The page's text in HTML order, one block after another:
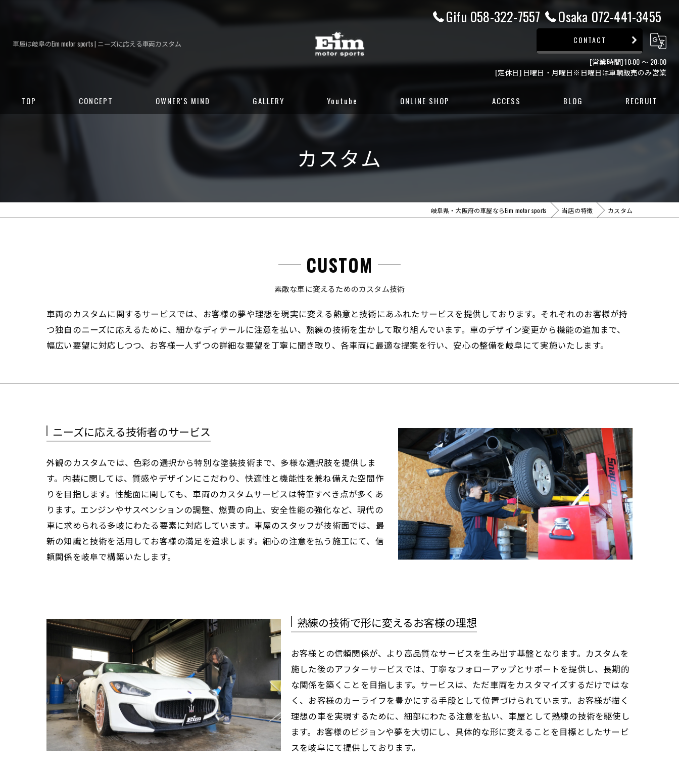
車屋は岐阜のEim motor sports | ニーズに応える車両カスタム
Gifu 058-322-7557 Osaka 072-441-3455
CONTACT
[営業時間] 10:00 ～ 20:00
[定休日] 日曜日・月曜日※日曜日は車輛販売のみ営業
TOP CONCEPT OWNER'S MIND GALLERY
CUSTOM GALLERY
Youtube ONLINE SHOP
大阪店グーネット
ACCESS BLOG RECRUIT
カスタム
岐阜県・大阪府の車屋ならEim motor sports 当店の特徴 カスタム
素敵な車に変えるためのカスタム技術
CUSTOM
車両のカスタムに関するサービスでは、お客様の夢や理想を現実に変える熱意と技術にあふれたサービスを提供しております。それぞれのお客様が持
つ独自のニーズに応えるために、細かなディテールに注意を払い、熟練の技術を生かして取り組んでいます。車のデザイン変更から機能の追加まで、
幅広い要望に対応しつつ、お客様一人ずつの詳細な要望を丁寧に聞き取り、各車両に最適な提案を行い、安心の整備を岐阜にて実施いたします。
ニーズに応える技術者のサービス
外観のカスタムでは、色彩の選択から特別な塗装技術まで、多様な選択肢を提供しま
す。内装に関しては、質感やデザインにこだわり、快適性と機能性を兼ね備えた空間作
りを目指します。性能面に関しても、車両のカスタムサービスは特筆すべき点が多くあ
ります。エンジンやサスペンションの調整、燃費の向上、安全性能の強化など、現代の
車に求められる多岐にわたる要素に対応しています。車屋のスタッフが技術面では、最
新の知識と技術を活用してお客様の満足を追求します。細心の注意を払う施工にて、信
頼関係を岐阜で構築いたします。
熟練の技術で形に変えるお客様の理想
お客様との信頼関係が、より高品質なサービスを生み出す基盤となります。カスタムを
施した後のアフターサービスでは、丁寧なフォローアップとサポートを提供し、長期的
な関係を築くことを目指します。サービスは、ただ車両をカスタマイズするだけではな
く、お客様のカーライフを豊かにする手段として位置づけられています。お客様が描く
理想の車を実現するために、細部にわたる注意を払い、車屋として熟練の技術を駆使し
ます。お客様のビジョンや夢を大切にし、具体的な形に変えることを目標としたサービ
スを岐阜にて提供しております。